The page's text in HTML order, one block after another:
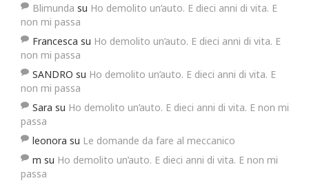
Blimunda su Ho demolito un’auto. E dieci anni di vita. E
non mi passa
Francesca su Ho demolito un’auto. E dieci anni di vita. E
non mi passa
SANDRO su Ho demolito un’auto. E dieci anni di vita. E
non mi passa
Sara su Ho demolito un’auto. E dieci anni di vita. E non mi
passa
leonora su Le domande da fare al meccanico
m su Ho demolito un’auto. E dieci anni di vita. E non mi
passa